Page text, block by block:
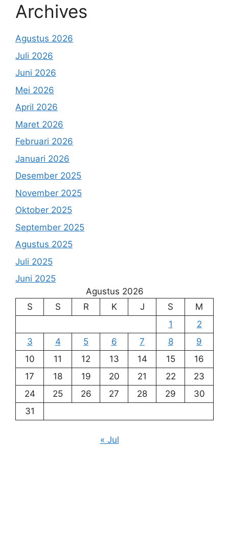
Archives
Agustus 2026
Juli 2026
Juni 2026
Mei 2026
April 2026
Maret 2026
Februari 2026
Januari 2026
Desember 2025
November 2025
Oktober 2025
September 2025
Agustus 2025
Juli 2025
Juni 2025
Agustus 2026
S
S R K J S
M
1
2
3
4 5 6 7 8
9
10
11 12 13 14 15
16
17
18 19 20 21 22
23
24
25 26 27 28 29
30
31
« Jul